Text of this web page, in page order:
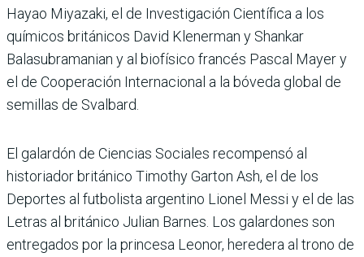
Hayao Miyazaki, el de Investigación Científica a los
químicos británicos David Klenerman y Shankar
Balasubramanian y al biofísico francés Pascal Mayer y
el de Cooperación Internacional a la bóveda global de
semillas de Svalbard.
El galardón de Ciencias Sociales recompensó al
historiador británico Timothy Garton Ash, el de los
Deportes al futbolista argentino Lionel Messi y el de las
Letras al británico Julian Barnes. Los galardones son
entregados por la princesa Leonor, heredera al trono de